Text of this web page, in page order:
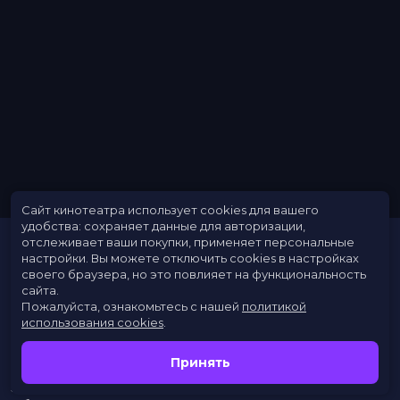
Расписание
Скоро в кино
Заведения
Сайт кинотеатра использует cookies для вашего
удобства: сохраняет данные для авторизации,
отслеживает ваши покупки, применяет персональные
настройки. Вы можете отключить cookies в настройках
своего браузера, но это повлияет на функциональность
сайта.
Пожалуйста, ознакомьтесь с нашей политикой
использования cookies
Принять